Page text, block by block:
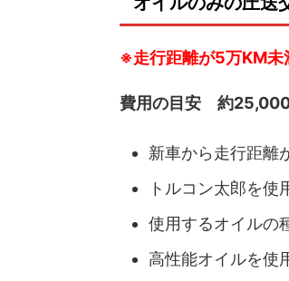
※走行距離が5万KM未
費用の目安 約
新車から走行距離
トルコン太郎を使
使用するオイルの
高性能オイルを使